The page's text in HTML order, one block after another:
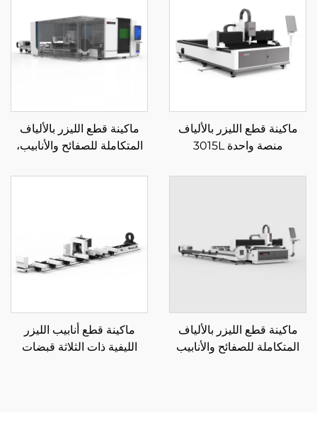
ماكينة قطع الليزر بالألياف
منصة واحدة 3015L
ماكينة قطع الليزر بالألياف
المتكاملة للصفائح والأنابيب،
ماكينة قطع الليزر بالألياف
المتكاملة للصفائح والأنابيب
ماكينة قطع أنابيب الليزر
الليفية ذات الثلاثة قبضات